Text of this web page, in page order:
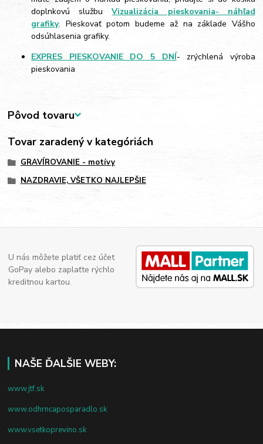
doplnkovú službuVizualizácia pieskovania- náhľad
grafiky. Pieskovať potom budeme až na základe Vášho
odsúhlasenia grafiky.
EXPRES PIESKOVANIE DO 5 DNÍ- zrýchlená výroba
pieskovania
Pôvod tovaru
Tovar zaradený v kategóriách
GRAVÍROVANIE - motívy
NAZDRAVIE, VŠETKO NAJLEPŠIE
U nás môžete platiť cez účet
GoPay alebo zaplaťte rýchlo
kreditnou kartou.
NAŠE ĎALŠIE WEBY:
www.jtf.sk
www.odhrncaposparadlo.sk
www.vsetkoprevino.sk